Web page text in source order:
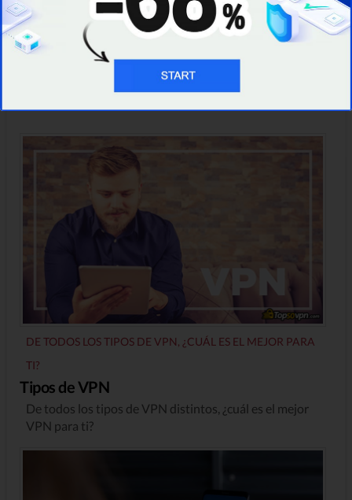
Los Resultados Favoritos
¿Buscas la información más detallada de temas
similares? Hemos reunido artículos relacionados
para ahorrarte tiempo. ¡Dale un vistazo!
DE TODOS LOS TIPOS DE VPN, ¿CUÁL ES EL MEJOR PARA
TI?
Tipos de VPN
De todos los tipos de VPN distintos, ¿cuál es el mejor
VPN para ti?